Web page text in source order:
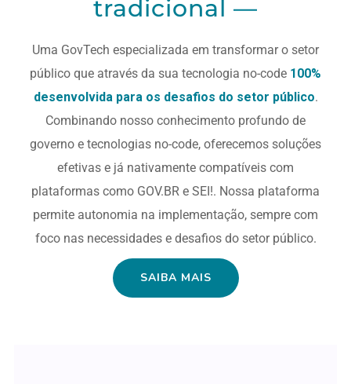
tradicional —
Uma GovTech especializada em transformar o setor
público que através da sua tecnologia no-code 100%
desenvolvida para os desafios do setor público.
Combinando nosso conhecimento profundo de
governo e tecnologias no-code, oferecemos soluções
efetivas e já nativamente compatíveis com
plataformas como GOV.BR e SEI!. Nossa plataforma
permite autonomia na implementação, sempre com
foco nas necessidades e desafios do setor público.
SAIBA MAIS